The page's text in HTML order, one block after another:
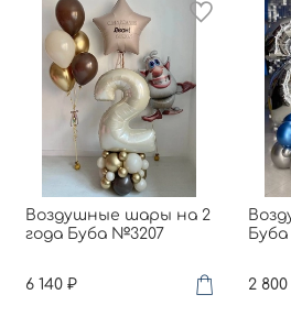
Воздушные шары на 2
года Буба №3207
6 140 ₽ 2 800